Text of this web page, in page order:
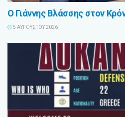
Ο Γιάννης Βλάσσης στον
5 ΑΥΓΟΎΣΤΟΥ 2026